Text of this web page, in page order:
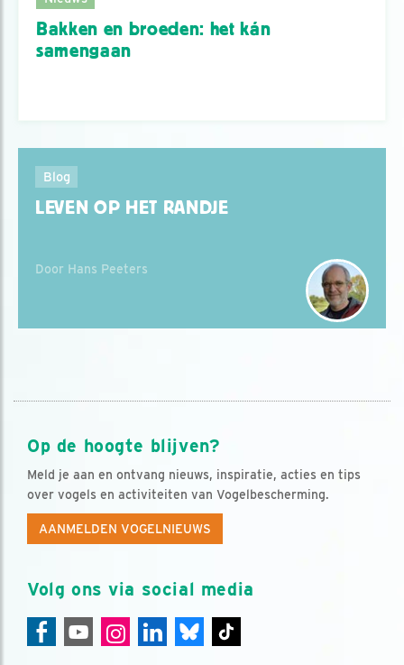
Bakken en broeden: het kán
samengaan
Blog
LEVEN OP HET RANDJE
Door Hans Peeters
Op de hoogte blijven?
Meld je aan en ontvang nieuws, inspiratie, acties en tips
over vogels en activiteiten van Vogelbescherming.
AANMELDEN VOGELNIEUWS
Volg ons via social media